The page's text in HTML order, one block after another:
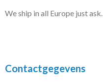
We ship in all Europe just ask.
Contactgegevens